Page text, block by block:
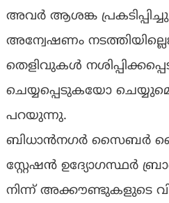
അവർ ആശങ്ക
അന്വേഷണം
തെളിവുകൾ
ചെയ്യപ്പെടുകയോ
പറയുന്നു.
ബിധാൻനഗർ സൈബർ
സ്റ്റേഷൻ ഉദ്യോഗസ്ഥർ
നിന്ന് അക്കൗണ്ടുകളുടെ